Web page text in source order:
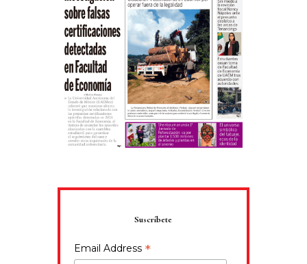
Suscríbete
Email Address *